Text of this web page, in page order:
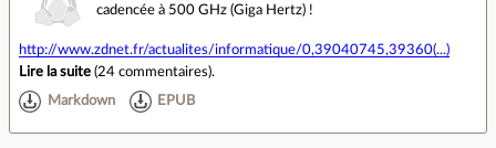
cadencée à 500 GHz (Giga Hertz) !
http://www.zdnet.fr/actualites/informatique/0,39040745,39360(...)
Lire la suite (24 commentaires).
Markdown EPUB